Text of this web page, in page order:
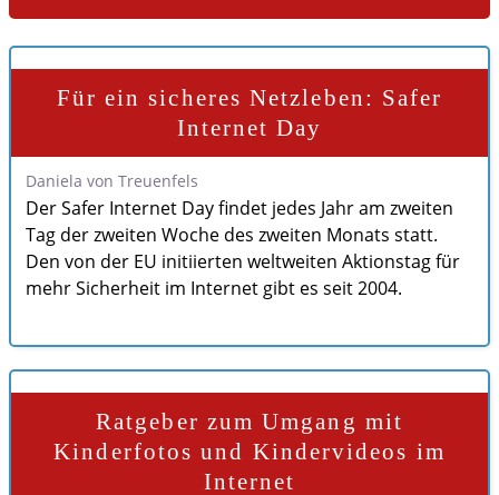
Für ein sicheres Netzleben: Safer
Internet Day
Daniela von Treuenfels
Der Safer Internet Day findet jedes Jahr am zweiten
Tag der zweiten Woche des zweiten Monats statt.
Den von der EU initiierten weltweiten Aktionstag für
mehr Sicherheit im Internet gibt es seit 2004.
Ratgeber zum Umgang mit
Kinderfotos und Kindervideos im
Internet